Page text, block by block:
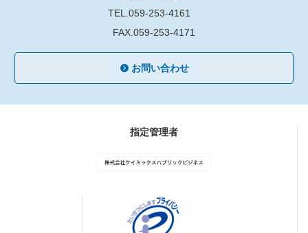
TEL.059-253-4161
FAX.059-253-4171
お問い合わせ
指定管理者